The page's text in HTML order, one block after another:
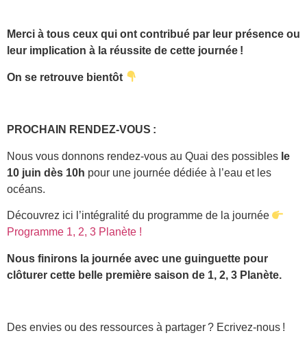
Merci à tous ceux qui ont contribué par leur présence ou
leur implication à la réussite de cette journée !
On se retrouve bientôt
PROCHAIN RENDEZ-VOUS :
Nous vous donnons rendez-vous au Quai des possibles le
10 juin dès 10h pour une journée dédiée à l’eau et les
océans.
Découvrez ici l’intégralité du programme de la journée
Programme 1, 2, 3 Planète !
Nous finirons la journée avec une guinguette pour
clôturer cette belle première saison de 1, 2, 3 Planète.
Des envies ou des ressources à partager ? Ecrivez-nous !